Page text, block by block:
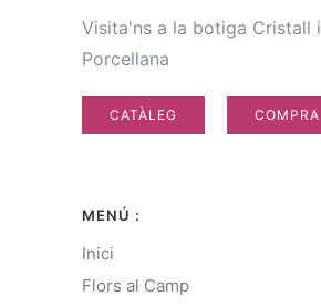
Visita'ns a la botiga Cristall i
Porcellana
CATÀLEG COMPRA
MENÚ :
Inici
Flors al Camp